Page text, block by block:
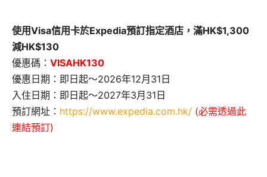
使用Visa信用卡於Expedia預訂指定酒店，滿HK$1,300
減HK$130
優惠碼： VISAHK130
優惠日期：即日起～2026年12月31日
入住日期：即日起～2027年3月31日
預訂網址： https://www.expedia.com.hk/ (必需透過此
連結預訂)